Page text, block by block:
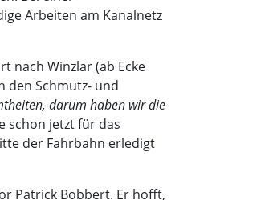
Arbeiten am Kanalnetz
nach Winzlar (ab Ecke
den Schmutz- und
darum haben wir die
schon jetzt für das
der Fahrbahn erledigt
Patrick Bobbert. Er hofft,